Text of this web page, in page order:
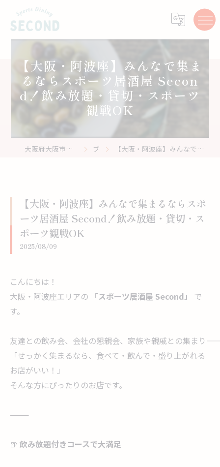
【大阪・阿波座】みんなで集ま
るならスポーツ居酒屋 Secon
d！飲み放題・貸切・スポーツ
観戦OK
大阪府大阪市のスポーツバーはスポーツ居酒屋 Second ブログ 【大阪・阿波座】みんなで集まるならスポーツ居酒屋 Second！飲み放題・貸切・スポーツ観戦OK
【大阪・阿波座】みんなで集まるならスポ
ーツ居酒屋 Second！飲み放題・貸切・ス
ポーツ観戦OK
2025/08/09
こんにちは！
大阪・阿波座エリアの
「スポーツ居酒屋 Second」
で
す。
友達との飲み会、会社の懇親会、家族や親戚との集まり――
「せっかく集まるなら、食べて・飲んで・盛り上がれる
お店がいい！」
そんな方にぴったりのお店です。
⸻
🍺 飲み放題付きコースで大満足